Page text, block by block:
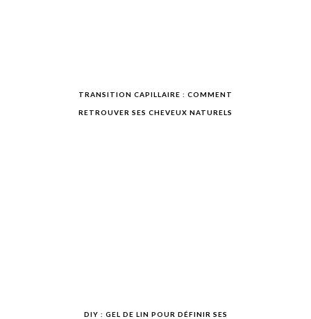
TRANSITION CAPILLAIRE : COMMENT
RETROUVER SES CHEVEUX NATURELS
DIY : GEL DE LIN POUR DÉFINIR SES